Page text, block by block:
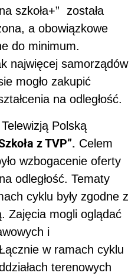
szkoła+” została
a obowiązkowe
do minimum.
najwięcej samorządów
mogło zakupić
na odległość.
Polską
z TVP”. Celem
wzbogacenie oferty
odległość. Tematy
cyklu były zgodne z
Zajęcia mogli oglądać
i
w ramach cyklu
terenowych